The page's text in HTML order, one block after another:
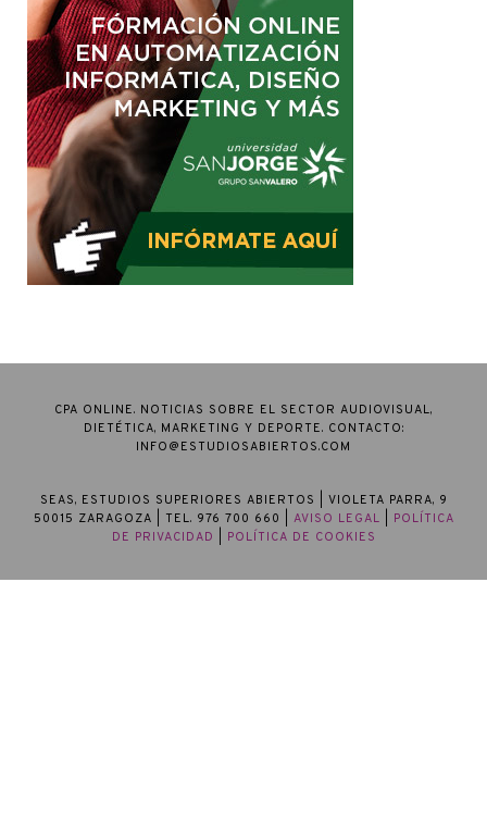
CPA ONLINE. NOTICIAS SOBRE EL SECTOR AUDIOVISUAL,
DIETÉTICA, MARKETING Y DEPORTE. CONTACTO:
INFO@ESTUDIOSABIERTOS.COM
SEAS, ESTUDIOS SUPERIORES ABIERTOS
| VIOLETA PARRA, 9
50015 ZARAGOZA | TEL. 976 700 660 | AVISO LEGAL
POLÍTICA
DE PRIVACIDAD
POLÍTICA DE COOKIES